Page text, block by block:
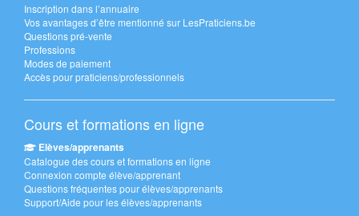
Inscription dans l’annuaire
Vos avantages d’être mentionné sur LesPraticiens.be
Questions pré-vente
Professions
Modes de paiement
Accès pour praticiens/professionnels
Cours et formations en ligne
Elèves/apprenants
Catalogue des cours et formations en ligne
Connexion compte élève/apprenant
Questions fréquentes pour élèves/apprenants
Support/Aide pour les élèves/apprenants